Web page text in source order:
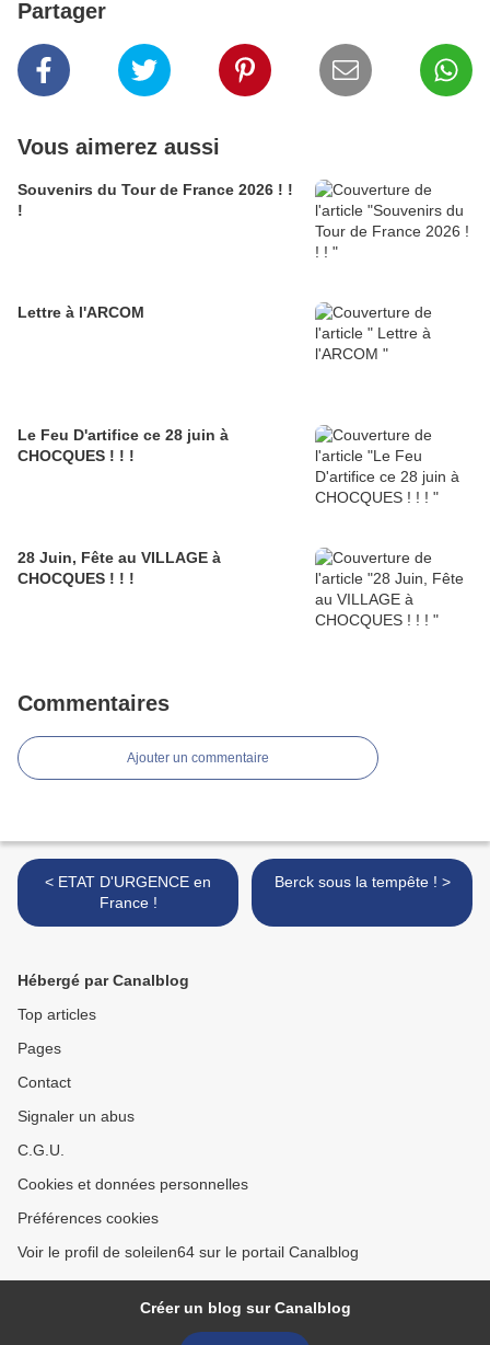
Partager
Vous aimerez aussi
Souvenirs du Tour de France 2026 ! !
!
Lettre à l'ARCOM
Le Feu D'artifice ce 28 juin à
CHOCQUES ! ! !
28 Juin, Fête au VILLAGE à
CHOCQUES ! ! !
Commentaires
Ajouter un commentaire
< ETAT D'URGENCE en
France !
Berck sous la tempête ! >
Hébergé par Canalblog
Top articles
Pages
Contact
Signaler un abus
C.G.U.
Cookies et données personnelles
Préférences cookies
Voir le profil de soleilen64 sur le portail Canalblog
Créer un blog sur Canalblog